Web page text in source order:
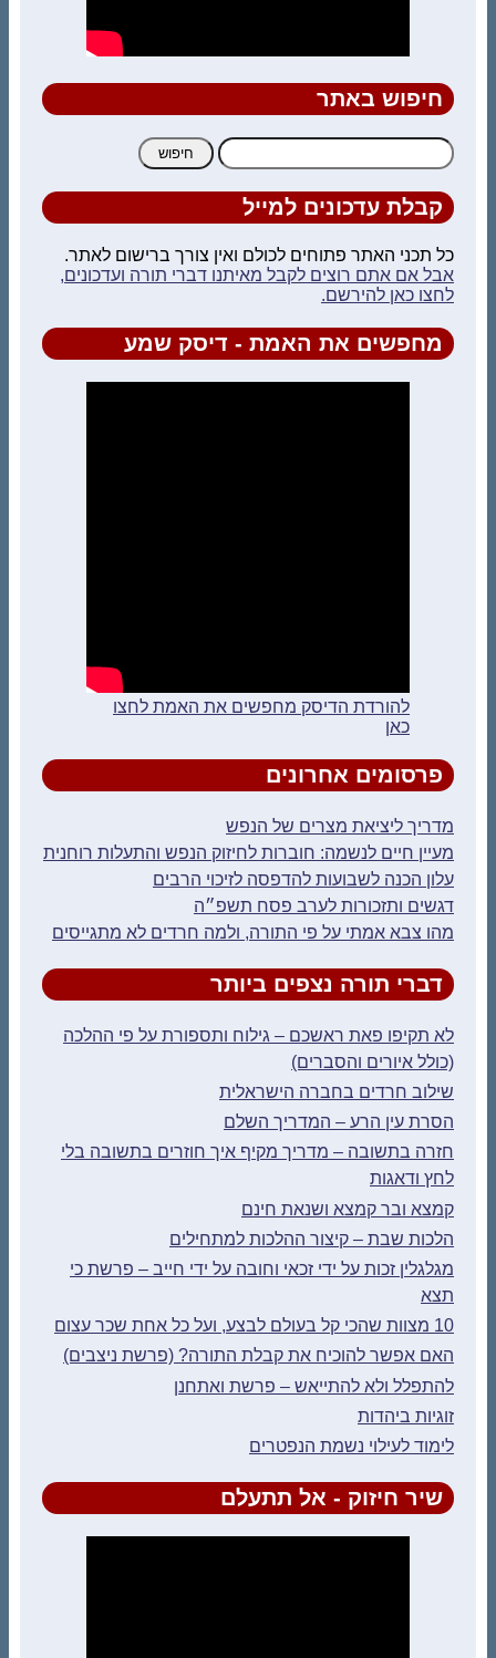
חיפוש באתר
חיפוש:
קבלת עדכונים למייל
כל תכני האתר פתוחים לכולם ואין צורך ברישום לאתר.
אבל אם אתם רוצים לקבל מאיתנו דברי תורה ועדכונים,
לחצו כאן להירשם.
מחפשים את האמת - דיסק שמע
להורדת הדיסק מחפשים את האמת לחצו
כאן
פרסומים אחרונים
מדריך ליציאת מצרים של הנפש
מעיין חיים לנשמה: חוברות לחיזוק הנפש והתעלות רוחנית
עלון הכנה לשבועות להדפסה לזיכוי הרבים
דגשים ותזכורות לערב פסח תשפ״ה
מהו צבא אמתי על פי התורה, ולמה חרדים לא מתגייסים
דברי תורה נצפים ביותר
לא תקיפו פאת ראשכם – גילוח ותספורת על פי ההלכה
(כולל איורים והסברים)
שילוב חרדים בחברה הישראלית
הסרת עין הרע – המדריך השלם
חזרה בתשובה – מדריך מקיף איך חוזרים בתשובה בלי
לחץ ודאגות
קמצא ובר קמצא ושנאת חינם
הלכות שבת – קיצור ההלכות למתחילים
מגלגלין זכות על ידי זכאי וחובה על ידי חייב – פרשת כי
תצא
10 מצוות שהכי קל בעולם לבצע, ועל כל אחת שכר עצום
האם אפשר להוכיח את קבלת התורה? (פרשת ניצבים)
להתפלל ולא להתייאש – פרשת ואתחנן
זוגיות ביהדות
לימוד לעילוי נשמת הנפטרים
שיר חיזוק - אל תתעלם